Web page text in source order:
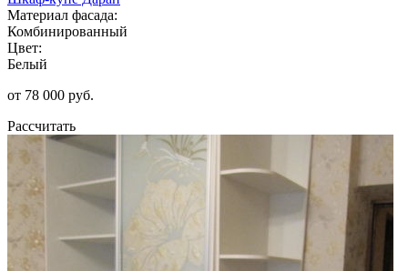
Материал фасада:
Комбинированный
Цвет:
Белый
от 78 000 руб.
Рассчитать